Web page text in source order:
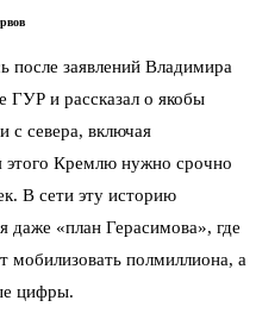
после заявлений Владимира
ГУР и рассказал о якобы
с севера, включая
Кремлю нужно срочно
В сети эту историю
даже «план Герасимова», где
мобилизовать полмиллиона, а
цифры.